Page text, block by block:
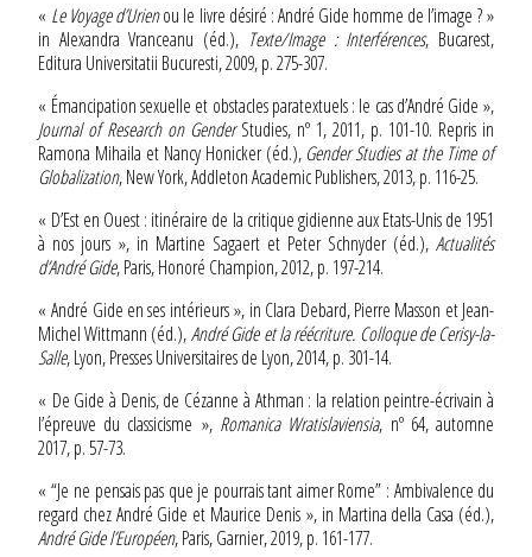
« Le Voyage d’Urienou le livre désiré : André Gide homme de l’image ? »
in Alexandra Vranceanu (éd.), Texte/Image : Interférences, Bucarest,
Editura Universitatii Bucuresti, 2009, p. 275-307.
« Émancipation sexuelle et obstacles paratextuels : le cas d’André Gide »,
Journal of Research on GenderStudies, nº 1, 2011, p. 101-10. Repris in
Ramona Mihaila et Nancy Honicker (éd.), Gender Studies at the Time of
Globalization, New York, Addleton Academic Publishers, 2013, p. 116-25.
« D’Est en Ouest : itinéraire de la critique gidienne aux Etats-Unis de 1951
à nos jours », in Martine Sagaert et Peter Schnyder (éd.),Actualités
d’André Gide, Paris, Honoré Champion, 2012, p. 197-214.
« André Gide en ses intérieurs », in Clara Debard, Pierre Masson et Jean-
Michel Wittmann (éd.),André Gide et la réécriture. Colloque de Cerisy-la-
Salle, Lyon, Presses Universitaires de Lyon, 2014, p. 301-14.
« De Gide à Denis, de Cézanne à Athman : la relation peintre-écrivain à
l’épreuve du classicisme », Romanica Wratislaviensia, nº 64, automne
2017, p. 57-73.
« “Je ne pensais pas que je pourrais tant aimer Rome” : Ambivalence du
regard chez André Gide et Maurice Denis », in Martina della Casa (éd.),
André Gide l’Européen, Paris, Garnier, 2019, p. 161-177.